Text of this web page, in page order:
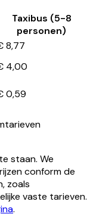
Taxibus (5-8
personen)
8,77
4,00
0,59
staan. We
conform de
zoals
vaste tarieven.
.